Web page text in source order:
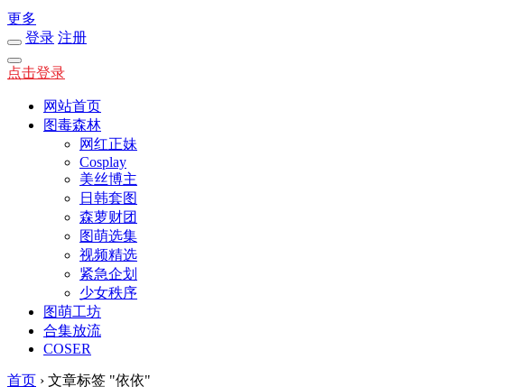
更多
登录 注册
点击登录
网站首页
图毒森林
网红正妹
Cosplay
美丝博主
日韩套图
森萝财团
图萌选集
视频精选
紧急企划
少女秩序
图萌工坊
合集放流
COSER
首页 › 文章标签 "依依"